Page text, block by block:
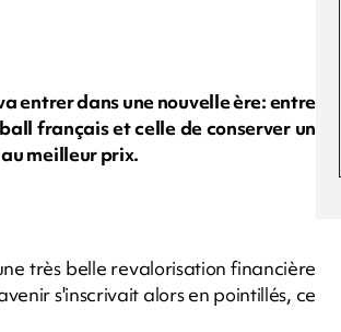
entrer dans une nouvelle ère: entre
français et celle de conserver un
meilleur prix.
très belle revalorisation financière
s'inscrivait alors en pointillés, ce